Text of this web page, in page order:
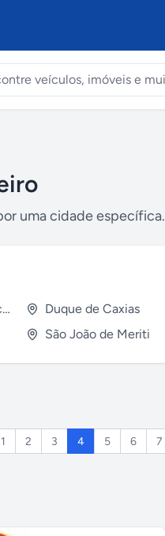
uma cidade específica.
Campos dos Goytacazes Duque de Caxias
São João de Meriti
1 2 3 4 5 6 7